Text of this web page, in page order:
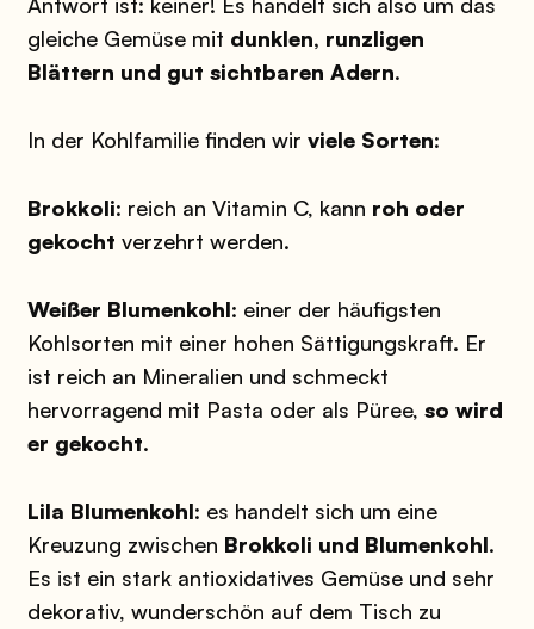
gleiche Gemüse mit dunklen, runzligen
Blättern und gut sichtbaren Adern.
In der Kohlfamilie finden wir viele Sorten:
Brokkoli: reich an Vitamin C, kann roh oder
gekocht verzehrt werden.
Weißer Blumenkohl: einer der häufigsten
Kohlsorten mit einer hohen Sättigungskraft. Er
ist reich an Mineralien und schmeckt
hervorragend mit Pasta oder als Püree, so wird
er gekocht.
Lila Blumenkohl: es handelt sich um eine
Kreuzung zwischen Brokkoli und Blumenkohl.
Es ist ein stark antioxidatives Gemüse und sehr
dekorativ, wunderschön auf dem Tisch zu